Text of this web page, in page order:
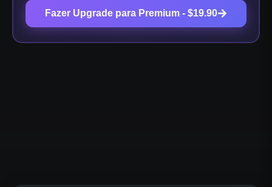
Fazer Upgrade para Premium - $19.90